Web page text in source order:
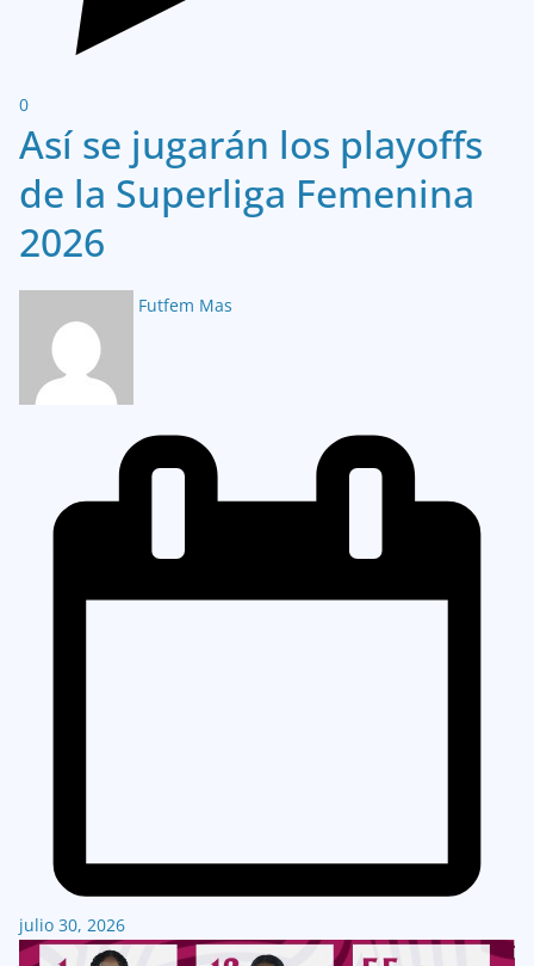
0
Así se jugarán los playoffs
de la Superliga Femenina
2026
Futfem Mas
julio 30, 2026